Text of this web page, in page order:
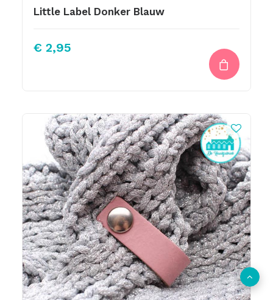
Little Label Donker Blauw
€ 2,95